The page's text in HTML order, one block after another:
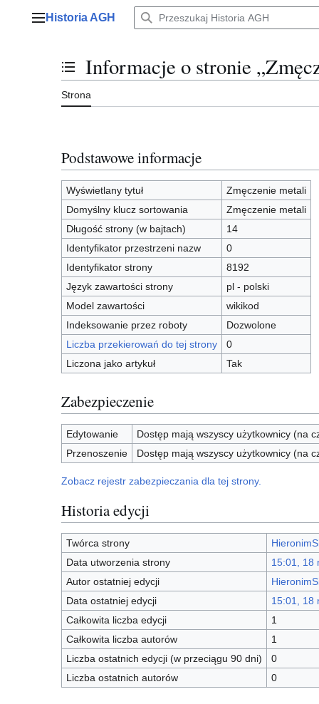
Menu główne
Historia AGH
Przełącz stan spisu treści
Informacje o stronie
Strona
Podstawowe informacje
Wyświetlany tytuł
Zmęczenie metali
Domyślny klucz sortowania
Zmęczenie metali
Długość strony (w bajtach)
14
Identyfikator przestrzeni nazw
0
Identyfikator strony
8192
Język zawartości strony
pl - polski
Model zawartości
wikikod
Indeksowanie przez roboty
Dozwolone
Liczba przekierowań do tej strony
0
Liczona jako artykuł
Tak
Zabezpieczenie
Edytowanie
Dostęp mają wszyscy użytkownicy (na
Przenoszenie
Dostęp mają wszyscy użytkownicy (na
Zobacz rejestr zabezpieczania dla tej strony.
Historia edycji
Twórca strony
Data utworzenia strony
15:01, 18
Autor ostatniej edycji
Data ostatniej edycji
15:01, 18
Całkowita liczba edycji
1
Całkowita liczba autorów
1
Liczba ostatnich edycji (w przeciągu 90 dni)
0
Liczba ostatnich autorów
0